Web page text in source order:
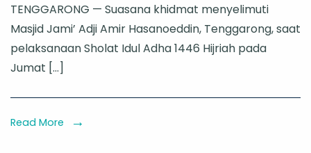
Idul
Adha
di
Jami’,
TENGGARONG — Suasana khidmat menyelimuti
Masjid Jami’ Adji Amir Hasanoeddin, Tenggarong, saat
pelaksanaan Sholat Idul Adha 1446 Hijriah pada
Jumat […]
Read More